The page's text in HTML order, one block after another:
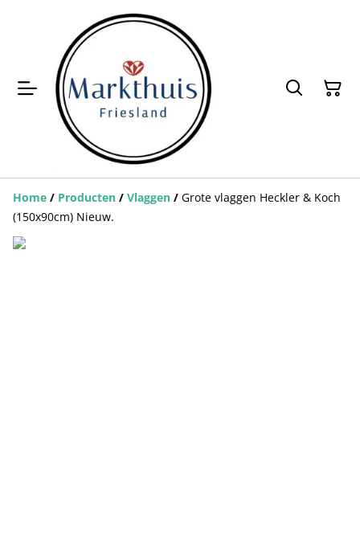
Home / Producten / Vlaggen / Grote vlaggen Heckler & Koch
(150x90cm) Nieuw.